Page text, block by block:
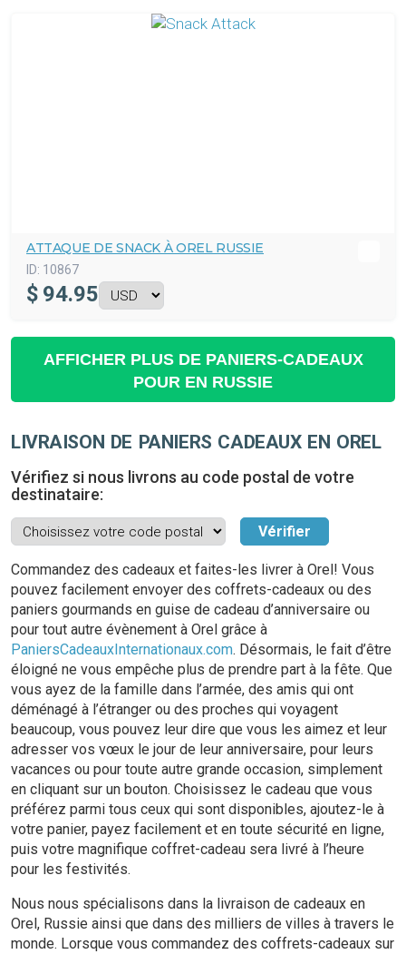
ATTAQUE DE SNACK À OREL RUSSIE
ID: 10867
$ 94.95
AFFICHER PLUS DE PANIERS-CADEAUX
POUR EN RUSSIE
LIVRAISON DE PANIERS CADEAUX EN OREL
Vérifiez si nous livrons au code postal de votre
destinataire:
Commandez des cadeaux et faites-les livrer à Orel! Vous
pouvez facilement envoyer des coffrets-cadeaux ou des
paniers gourmands en guise de cadeau d’anniversaire ou
pour tout autre évènement à Orel grâce à
PaniersCadeauxInternationaux.com. Désormais, le fait d’être
éloigné ne vous empêche plus de prendre part à la fête. Que
vous ayez de la famille dans l’armée, des amis qui ont
déménagé à l’étranger ou des proches qui voyagent
beaucoup, vous pouvez leur dire que vous les aimez et leur
adresser vos vœux le jour de leur anniversaire, pour leurs
vacances ou pour toute autre grande occasion, simplement
en cliquant sur un bouton. Choisissez le cadeau que vous
préférez parmi tous ceux qui sont disponibles, ajoutez-le à
votre panier, payez facilement et en toute sécurité en ligne,
puis votre magnifique coffret-cadeau sera livré à l’heure
pour les festivités.
Nous nous spécialisons dans la livraison de cadeaux en
Orel, Russie ainsi que dans des milliers de villes à travers le
monde. Lorsque vous commandez des coffrets-cadeaux sur